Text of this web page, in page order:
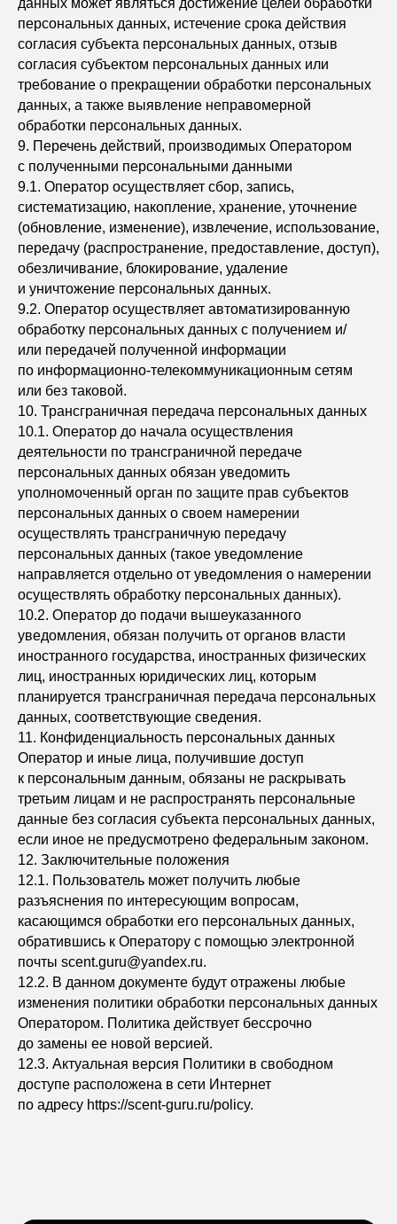
данных может являться достижение целей обработки
персональных данных, истечение срока действия
согласия субъекта персональных данных, отзыв
согласия субъектом персональных данных или
требование о прекращении обработки персональных
данных, а также выявление неправомерной
обработки персональных данных.
9. Перечень действий, производимых Оператором
с полученными персональными данными
9.1. Оператор осуществляет сбор, запись,
систематизацию, накопление, хранение, уточнение
(обновление, изменение), извлечение, использование,
передачу (распространение, предоставление, доступ),
обезличивание, блокирование, удаление
и уничтожение персональных данных.
9.2. Оператор осуществляет автоматизированную
обработку персональных данных с получением и/
или передачей полученной информации
по информационно-телекоммуникационным сетям
или без таковой.
10. Трансграничная передача персональных данных
10.1. Оператор до начала осуществления
деятельности по трансграничной передаче
персональных данных обязан уведомить
уполномоченный орган по защите прав субъектов
персональных данных о своем намерении
осуществлять трансграничную передачу
персональных данных (такое уведомление
направляется отдельно от уведомления о намерении
осуществлять обработку персональных данных).
10.2. Оператор до подачи вышеуказанного
уведомления, обязан получить от органов власти
иностранного государства, иностранных физических
лиц, иностранных юридических лиц, которым
планируется трансграничная передача персональных
данных, соответствующие сведения.
11. Конфиденциальность персональных данных
Оператор и иные лица, получившие доступ
к персональным данным, обязаны не раскрывать
третьим лицам и не распространять персональные
данные без согласия субъекта персональных данных,
если иное не предусмотрено федеральным законом.
12. Заключительные положения
12.1. Пользователь может получить любые
разъяснения по интересующим вопросам,
касающимся обработки его персональных данных,
обратившись к Оператору с помощью электронной
почты scent.guru@yandex.ru.
12.2. В данном документе будут отражены любые
изменения политики обработки персональных данных
Оператором. Политика действует бессрочно
до замены ее новой версией.
12.3. Актуальная версия Политики в свободном
доступе расположена в сети Интернет
по адресу https://scent-guru.ru/policy.